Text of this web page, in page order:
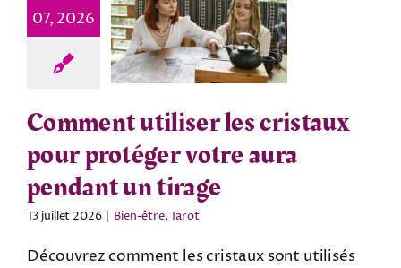
07, 2026
Comment utiliser les cristaux
pour protéger votre aura
pendant un tirage
13 juillet 2026 | Bien-être,Tarot
Découvrez comment les cristaux sont utilisés